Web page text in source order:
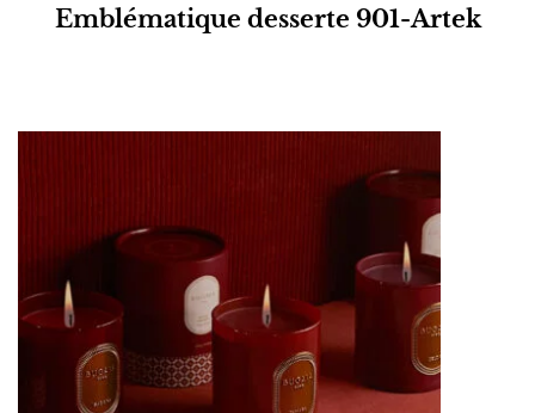
Emblématique desserte 901-Artek